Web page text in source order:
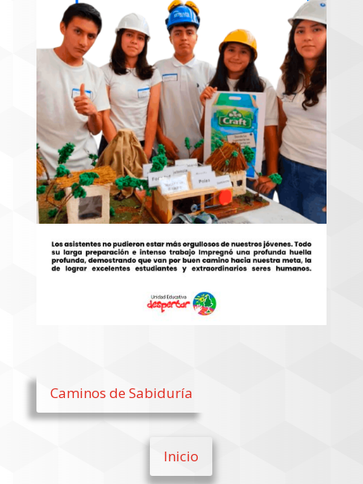
Caminos de Sabiduría
Inicio